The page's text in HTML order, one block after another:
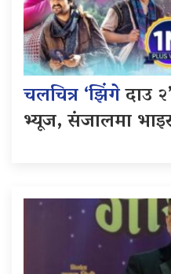
चलचित्र ‘झिंगेदाउ
भ्यूज, संजालमा